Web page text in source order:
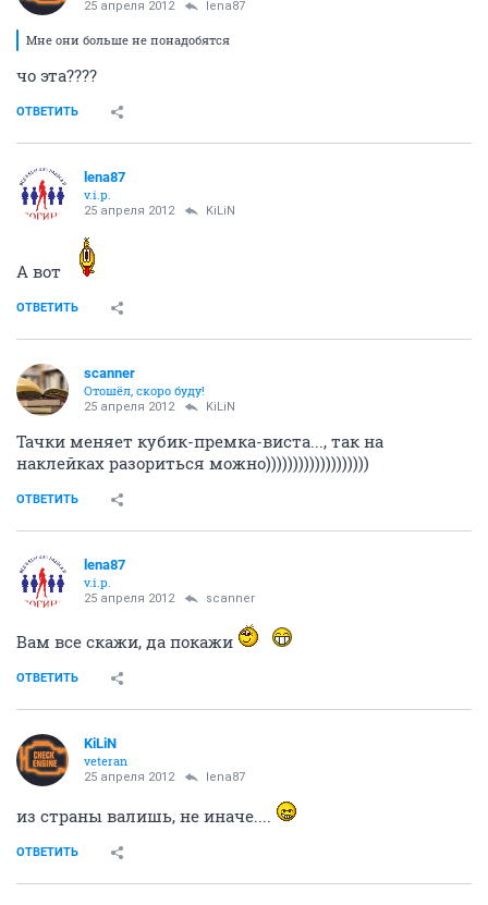
25 апреля 2012 lena87
Мне они больше не понадобятся
чо эта????
ОТВЕТИТЬ
lena87
v.i.p.
25 апреля 2012 KiLiN
А вот
ОТВЕТИТЬ
scanner
Отошёл, скоро буду!
25 апреля 2012 KiLiN
Тачки меняет кубик-премка-виста..., так на
наклейках разориться можно)))))))))))))))))))
ОТВЕТИТЬ
lena87
v.i.p.
25 апреля 2012 scanner
Вам все скажи, да покажи
ОТВЕТИТЬ
KiLiN
veteran
25 апреля 2012 lena87
из страны валишь, не иначе....
ОТВЕТИТЬ